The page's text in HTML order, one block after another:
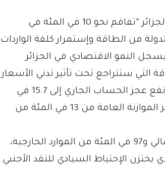
وأشارت الوكالة إلى أن تراجع الأوضاع المالية في الجزائر “تفاقم نحو 10 في المئة في
من الطاقة وإستمرار كلفة الواردات
النمو الاقتصادي في الجزائر
التي ستتراجع تحت تأثير تدني الأسعار
الدولية وحجم الصادرات من الغاز”. ورجحت أن “يرتفع عجز الحساب الجاري إلى 15.7 في
المئة، والمديونية العامة إلى 13.6، فيما يقترب عجز الموازنة العامة من 13 في المئة من
وتشكّل عائدات الغاز 36 في المئة من الناتج الإجمالي و97 في المئة من الموارد الخارجية،
الإحتياط السيادي للنقد الأجنبي.